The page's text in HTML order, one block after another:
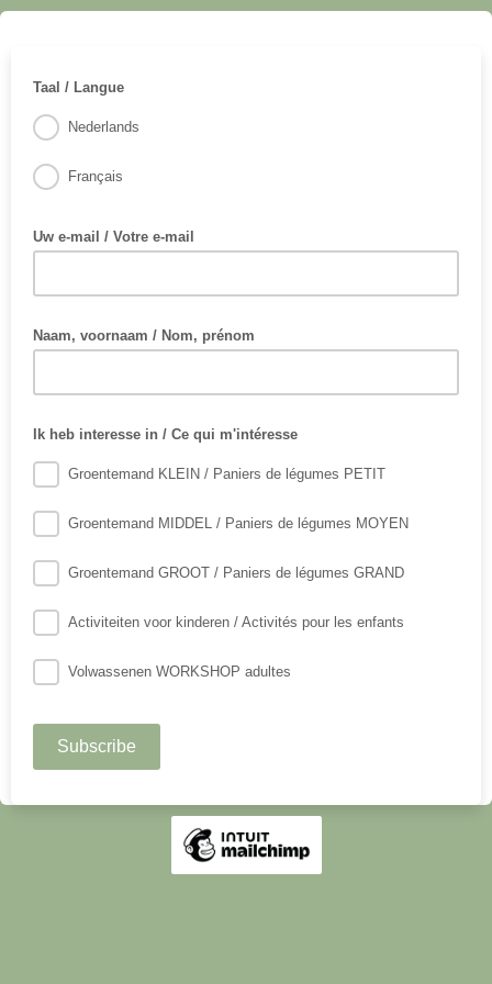
Taal / Langue
Nederlands
Français
Uw e-mail / Votre e-mail
Naam, voornaam / Nom, prénom
Ik heb interesse in / Ce qui m'intéresse
Groentemand KLEIN / Paniers de légumes PETIT
Groentemand MIDDEL / Paniers de légumes MOYEN
Groentemand GROOT / Paniers de légumes GRAND
Activiteiten voor kinderen / Activités pour les enfants
Volwassenen WORKSHOP adultes